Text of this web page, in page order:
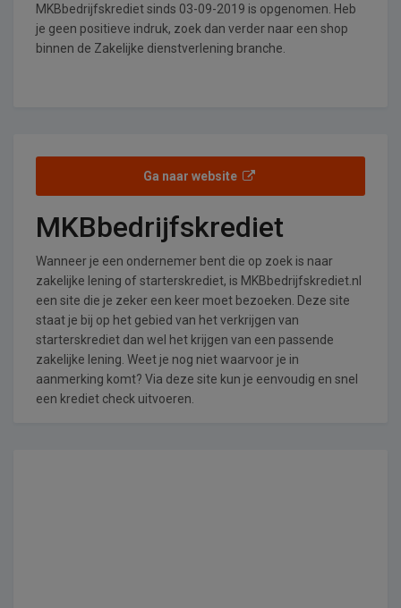
MKBbedrijfskrediet sinds 03-09-2019 is opgenomen. Heb
je geen positieve indruk, zoek dan verder naar een shop
binnen de Zakelijke dienstverlening branche.
Ga naar website
MKBbedrijfskrediet
Wanneer je een ondernemer bent die op zoek is naar
zakelijke lening of starterskrediet, is MKBbedrijfskrediet.nl
een site die je zeker een keer moet bezoeken. Deze site
staat je bij op het gebied van het verkrijgen van
starterskrediet dan wel het krijgen van een passende
zakelijke lening. Weet je nog niet waarvoor je in
aanmerking komt? Via deze site kun je eenvoudig en snel
een krediet check uitvoeren.